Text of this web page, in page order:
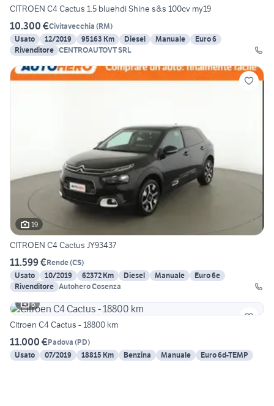
CITROEN C4 Cactus 1.5 bluehdi Shine s&s 100cv my19
10.300 €Civitavecchia (RM)
Usato
12/2019 95163 Km Diesel Manuale
Euro 6
Rivenditore CENTROAUTOVT SRL
19
CITROEN C4 Cactus JY93437
11.599 €Rende(CS)
Usato
10/2019 62372 Km Diesel Manuale
Euro 6e
Rivenditore Autohero Cosenza
6
Citroen C4 Cactus - 18800 km
11.000 €Padova (PD)
Usato
07/2019 18815 Km Benzina Manuale Euro 6d-TEMP